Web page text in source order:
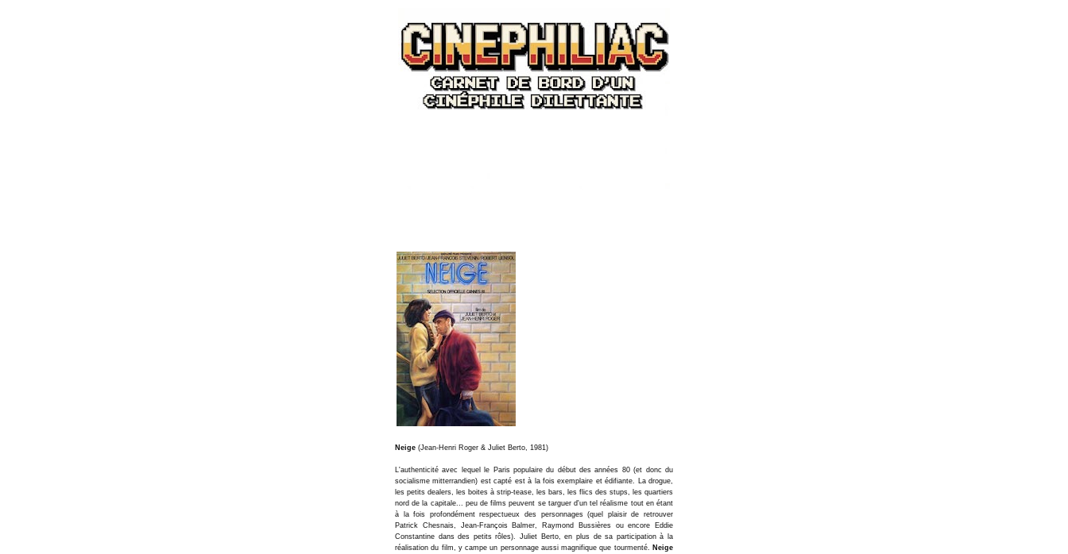
Neige (Jean-Henri Roger & Juliet Berto, 1981)
L'authenticité avec lequel le Paris populaire du début des années 80 (et donc du
socialisme mitterrandien) est capté est à la fois exemplaire et édifiante. La drogue,
les petits dealers, les boites à strip-tease, les bars, les flics des stups, les quartiers
nord de la capitale... peu de films peuvent se targuer d'un tel réalisme tout en étant
à la fois profondément respectueux des personnages (quel plaisir de retrouver
Patrick Chesnais, Jean-François Balmer, Raymond Bussières ou encore Eddie
Constantine dans des petits rôles). Juliet Berto, en plus de sa participation à la
réalisation du film, y campe un personnage aussi magnifique que tourmenté. Neige